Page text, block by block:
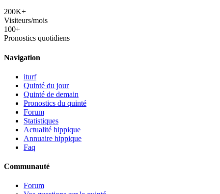
200K+
Visiteurs/mois
100+
Pronostics quotidiens
Navigation
iturf
Quinté du jour
Quinté de demain
Pronostics du quinté
Forum
Statistiques
Actualité hippique
Annuaire hippique
Faq
Communauté
Forum